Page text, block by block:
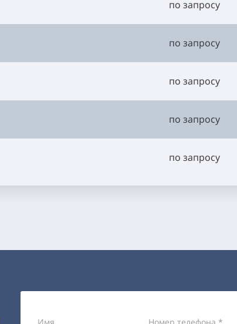
по запросу
по запросу
по запросу
по запросу
по запросу